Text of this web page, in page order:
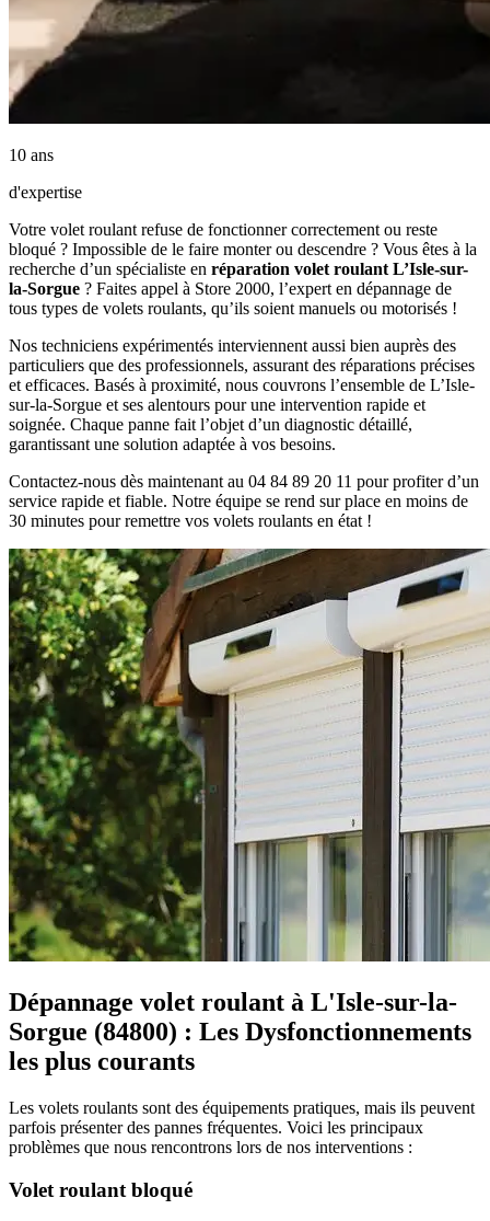
10 ans
d'expertise
Votre volet roulant refuse de fonctionner correctement ou reste
bloqué ? Impossible de le faire monter ou descendre ? Vous êtes à la
recherche d’un spécialiste en réparation volet roulant L’Isle-sur-
la-Sorgue ? Faites appel à Store 2000, l’expert en dépannage de
tous types de volets roulants, qu’ils soient manuels ou motorisés !
Nos techniciens expérimentés interviennent aussi bien auprès des
particuliers que des professionnels, assurant des réparations précises
et efficaces. Basés à proximité, nous couvrons l’ensemble de L’Isle-
sur-la-Sorgue et ses alentours pour une intervention rapide et
soignée. Chaque panne fait l’objet d’un diagnostic détaillé,
garantissant une solution adaptée à vos besoins.
Contactez-nous dès maintenant au 04 84 89 20 11 pour profiter d’un
service rapide et fiable. Notre équipe se rend sur place en moins de
30 minutes pour remettre vos volets roulants en état !
Dépannage volet roulant à L'Isle-sur-la-
Sorgue (84800) : Les Dysfonctionnements
les plus courants
Les volets roulants sont des équipements pratiques, mais ils peuvent
parfois présenter des pannes fréquentes. Voici les principaux
problèmes que nous rencontrons lors de nos interventions :
Volet roulant bloqué